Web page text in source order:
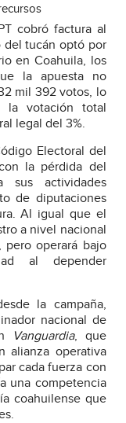
cobró factura al
del tucán optó por
en Coahuila, los
la apuesta no
mil 392 votos, lo
la votación total
legal del 3%.
Electoral del
la pérdida del
sus actividades
de diputaciones
Al igual que el
a nivel nacional
pero operará bajo
al depender
la campaña,
nacional de
Vanguardia, que
alianza operativa
cada fuerza con
una competencia
coahuilense que